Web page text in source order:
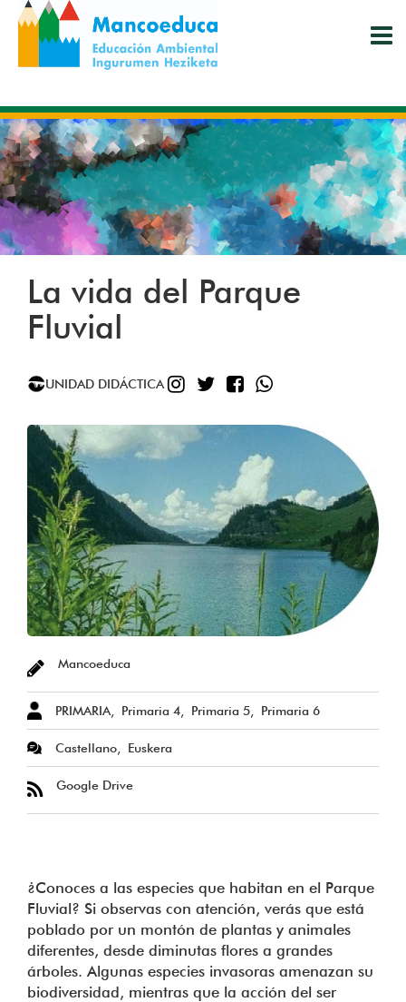
Pasar
contenido
principal
La vida del Parque
Fluvial
UNIDAD DIDÁCTICA
Mancoeduca
PRIMARIA Primaria 4 Primaria 5 Primaria 6
Castellano Euskera
Google Drive
¿Conoces a las especies que habitan en el Parque
Fluvial? Si observas con atención, verás que está
poblado por un montón de plantas y animales
diferentes, desde diminutas flores a grandes
árboles. Algunas especies invasoras amenazan su
biodiversidad, mientras que la acción del ser